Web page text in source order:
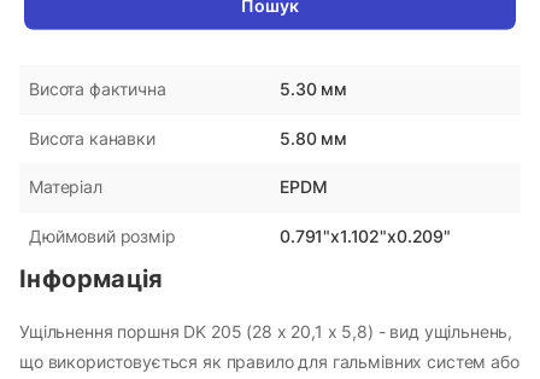
Висота фактична 5.30 мм
Висота канавки 5.80 мм
Матеріал EPDM
Дюймовий розмір 0.791"x1.102"x0.209"
Інформація
Ущільнення поршня DK 205 (28 х 20,1 х 5,8) - вид ущільнень,
що використовується як правило для гальмівних систем або